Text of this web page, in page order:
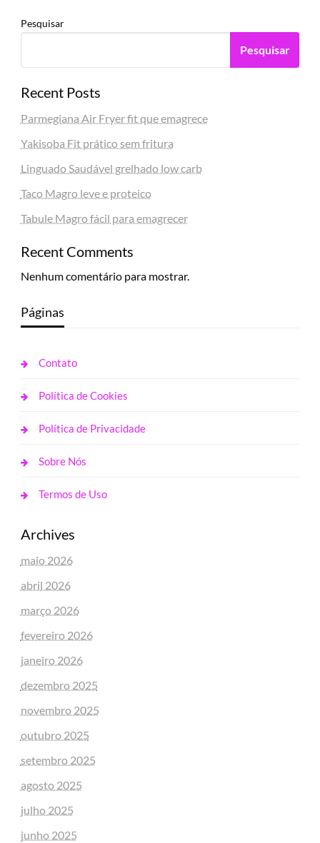
Pesquisar
Pesquisar
Recent Posts
Parmegiana Air Fryer fit que emagrece
Yakisoba Fit prático sem fritura
Linguado Saudável grelhado low carb
Taco Magro leve e proteico
Tabule Magro fácil para emagrecer
Recent Comments
Nenhum comentário para mostrar.
Páginas
Contato
Política de Cookies
Política de Privacidade
Sobre Nós
Termos de Uso
Archives
maio 2026
abril 2026
março 2026
fevereiro 2026
janeiro 2026
dezembro 2025
novembro 2025
outubro 2025
setembro 2025
agosto 2025
julho 2025
junho 2025